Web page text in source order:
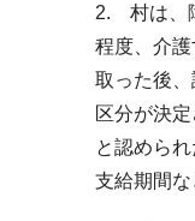
2. 村は、
程度、介
取った後
区分が決
と認めら
支給期間な